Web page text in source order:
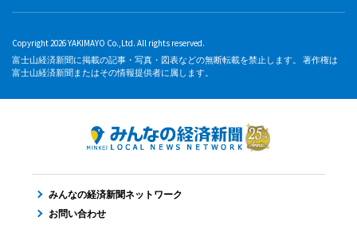
Copyright 2026 YAKIMAYO Co.,Ltd. All rights reserved.
富士山経済新聞に掲載の記事・写真・図表などの無断転載を禁止します。 著作権は
富士山経済新聞またはその情報提供者に属します。
みんなの経済新聞ネットワーク
お問い合わせ